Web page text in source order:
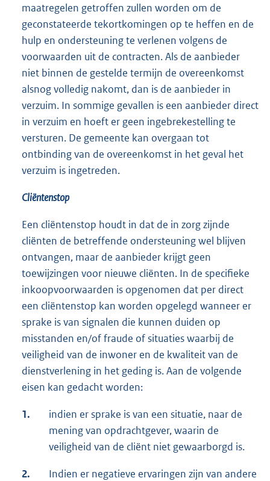
maatregelen getroffen zullen worden om de
geconstateerde tekortkomingen op te heffen en de
hulp en ondersteuning te verlenen volgens de
voorwaarden uit de contracten. Als de aanbieder
niet binnen de gestelde termijn de overeenkomst
alsnog volledig nakomt, dan is de aanbieder in
verzuim. In sommige gevallen is een aanbieder direct
in verzuim en hoeft er geen ingebrekestelling te
versturen. De gemeente kan overgaan tot
ontbinding van de overeenkomst in het geval het
verzuim is ingetreden.
Cliëntenstop
Een cliëntenstop houdt in dat de in zorg zijnde
cliënten de betreffende ondersteuning wel blijven
ontvangen, maar de aanbieder krijgt geen
toewijzingen voor nieuwe cliënten. In de specifieke
inkoopvoorwaarden is opgenomen dat per direct
een cliëntenstop kan worden opgelegd wanneer er
sprake is van signalen die kunnen duiden op
misstanden en/of fraude of situaties waarbij de
veiligheid van de inwoner en de kwaliteit van de
dienstverlening in het geding is. Aan de volgende
eisen kan gedacht worden:
1.
indien er sprake is van een situatie, naar de
mening van opdrachtgever, waarin de
veiligheid van de cliënt niet gewaarborgd is.
2.
Indien er negatieve ervaringen zijn van andere